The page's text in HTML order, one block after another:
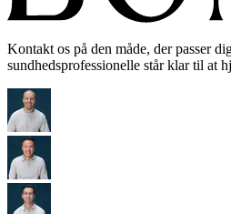
Kontakt os på den måde, der passer
sundhedsprofessionelle står klar til at